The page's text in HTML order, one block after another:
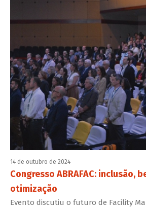
14 de outubro de 2024
Congresso ABRAFAC: inclusão,
otimização
Evento discutiu o futuro de Facility